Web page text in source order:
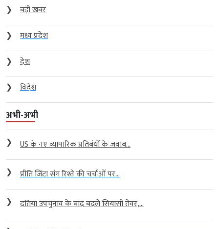
❯
बड़ी खबर
❯
मध्य प्रदेश
❯
देश
❯
विदेश
अभी-अभी
❯ US के नए व्यापारिक प्रतिबंधों के जवाब...
❯ प्रीति जिंटा संग रिश्ते की चर्चाओं पर...
❯ दतिया उपचुनाव के बाद बदले सियासी तेवर,...